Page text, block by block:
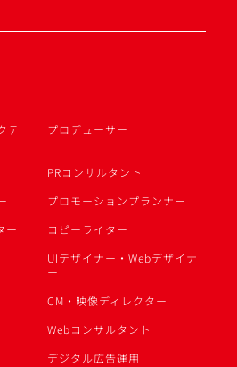
テ
プロデューサー
PRコンサルタント
プロモーションプランナー
ー
コピーライター
UIデザイナー・Webデザイナ
ー
CM・映像ディレクター
Webコンサルタント
デジタル広告運用